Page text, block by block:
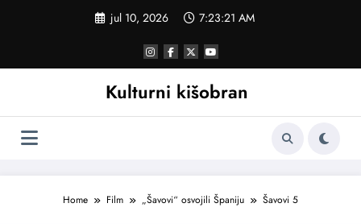
jul 10, 2026 7:23:21 AM
Kulturni kišobran
Home Film „Šavovi“ osvojili Španiju Šavovi 5